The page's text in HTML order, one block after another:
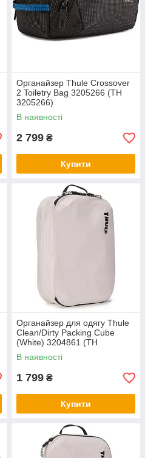
Органайзер Thule Crossover
2 Toiletry Bag 3205266 (TH
3205266)
В наявності
2 799 ₴
Купити
Органайзер для одягу Thule
Clean/Dirty Packing Cube
(White) 3204861 (TH
3204861)
В наявності
1 799 ₴
Купити